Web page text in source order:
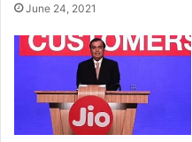
June 24, 2021